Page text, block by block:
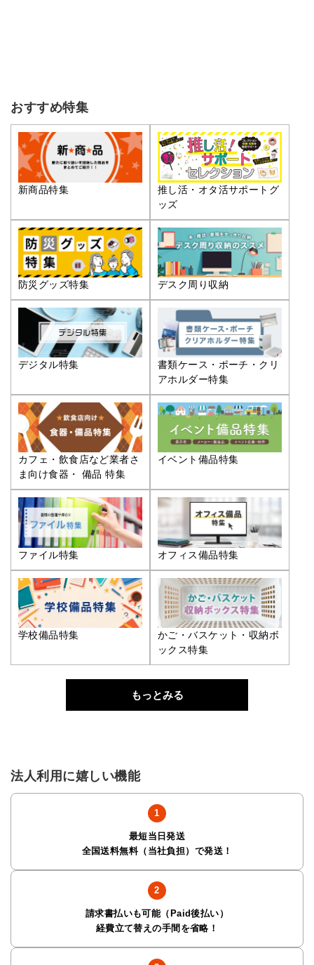
おすすめ特集
新商品特集
推し活・オタ活サポートグ
ッズ
防災グッズ特集 デスク周り収納
デジタル特集
書類ケース・ポーチ・クリ
アホルダー特集
カフェ・飲食店など業者さ
ま向け食器・ 備品 特集
イベント備品特集
ファイル特集 オフィス備品特集
学校備品特集
かご・バスケット・収納ボ
ックス特集
もっとみる
法人利用に嬉しい機能
最短当日発送
全国送料無料（当社負担）で発送！
請求書払いも可能（Paid後払い）
経費立て替えの手間を省略！